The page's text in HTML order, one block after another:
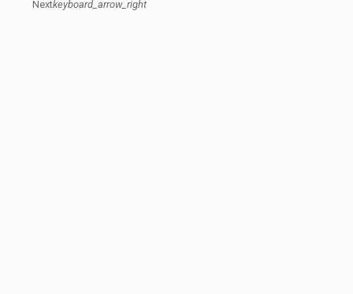
Nextkeyboard_arrow_right